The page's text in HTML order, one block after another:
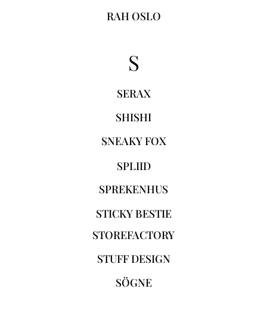
RAH OSLO
S
SERAX
SHISHI
SNEAKY FOX
SPLIID
SPREKENHUS
STICKY BESTIE
STOREFACTORY
STUFF DESIGN
SÖGNE